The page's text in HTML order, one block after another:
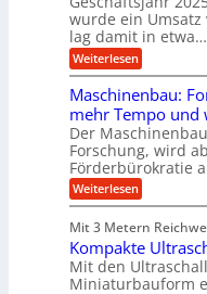
u
h
r
u
n
g
e
n
B
S
C
L
w
e
i
t
e
r
e
n
g
s
r
e
e
s
H
y
b
r
i
d
-
u
g
e
wurde ein
lag damit in etwa…
Weiterlesen:
T
u
m
p
f
e
r
z
i
e
t
U
m
Maschinenbau:
mehr Tempo und
Der
Forschung, wird
Förderbürokratie
Weiterlesen:
M
s
c
h
i
Mit 3 Metern
Kompakte
Mit den
Miniaturbauform